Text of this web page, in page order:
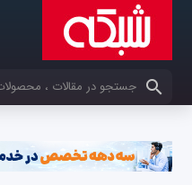
کلمات کلیدی خود را وارد کنید